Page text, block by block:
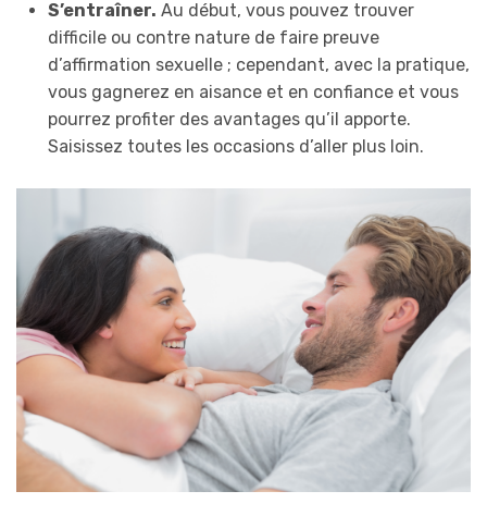
S’entraîner. Au début, vous pouvez trouver
difficile ou contre nature de faire preuve
d’affirmation sexuelle ; cependant, avec la pratique,
vous gagnerez en aisance et en confiance et vous
pourrez profiter des avantages qu’il apporte.
Saisissez toutes les occasions d’aller plus loin.